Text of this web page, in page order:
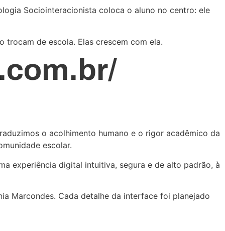
Sociointeracionista coloca o aluno no centro: ele
trocam de escola. Elas crescem com ela.
o acolhimento humano e o rigor acadêmico da
escolar.
experiência digital intuitiva, segura e de alto padrão, à
Marcondes. Cada detalhe da interface foi planejado